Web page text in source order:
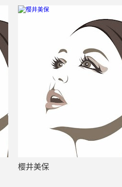
樱井美保